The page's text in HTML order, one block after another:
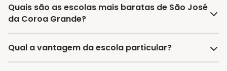
pré-matrícula no site.
A média da mensalidade em São José da Coroa
Grande é de R$ 212,00 reais, sendo a mensalidade
Quais são as escolas mais baratas de São José
da Coroa Grande?
As escolas com mensalidades mais baratas de São
Qual a vantagem da escola particular?